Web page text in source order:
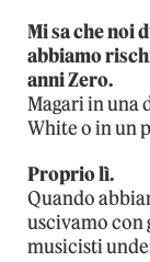
Mi sa che noi
abbiamo
anni Zero.
Magari in una
White o in un
Proprio lì.
Quando
uscivamo con
musicisti